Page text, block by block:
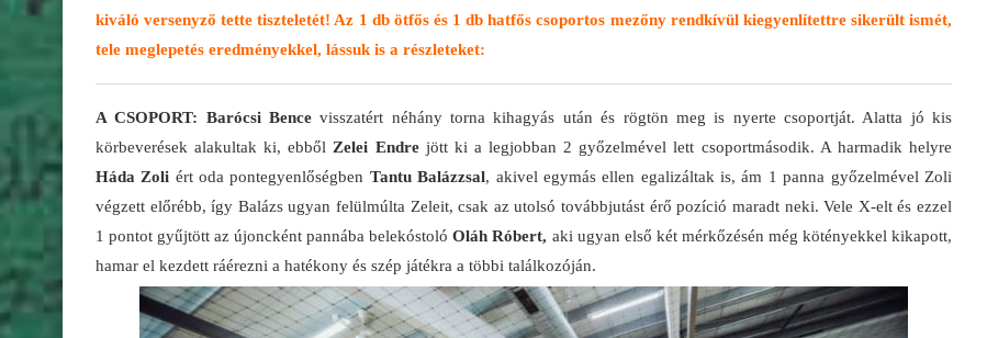
kiváló versenyző tette tiszteletét! Az 1 db ötfős és 1 db hatfős csoportos mezőny rendkívül kiegyenlítettre sikerült ismét,
tele meglepetés eredményekkel, lássuk is a részleteket:
A CSOPORT: Barócsi Bencevisszatért néhány torna kihagyás után és rögtön meg is nyerte csoportját. Alatta jó kis
körbeverések alakultak ki, ebből Zelei Endrejött ki a legjobban 2 győzelmével lett csoportmásodik. A harmadik helyre
Háda Zoli ért oda pontegyenlőségben Tantu Balázzsal, akivel egymás ellen egalizáltak is, ám 1 panna győzelmével Zoli
végzett előrébb, így Balázs ugyan felülmúlta Zeleit, csak az utolsó továbbjutást érő pozíció maradt neki. Vele X-elt és ezzel
1 pontot gyűjtött az újoncként pannába belekóstolóOláh Róbert, aki ugyan első két mérkőzésén még kötényekkel kikapott,
hamar el kezdett ráérezni a hatékony és szép játékra a többi találkozóján.